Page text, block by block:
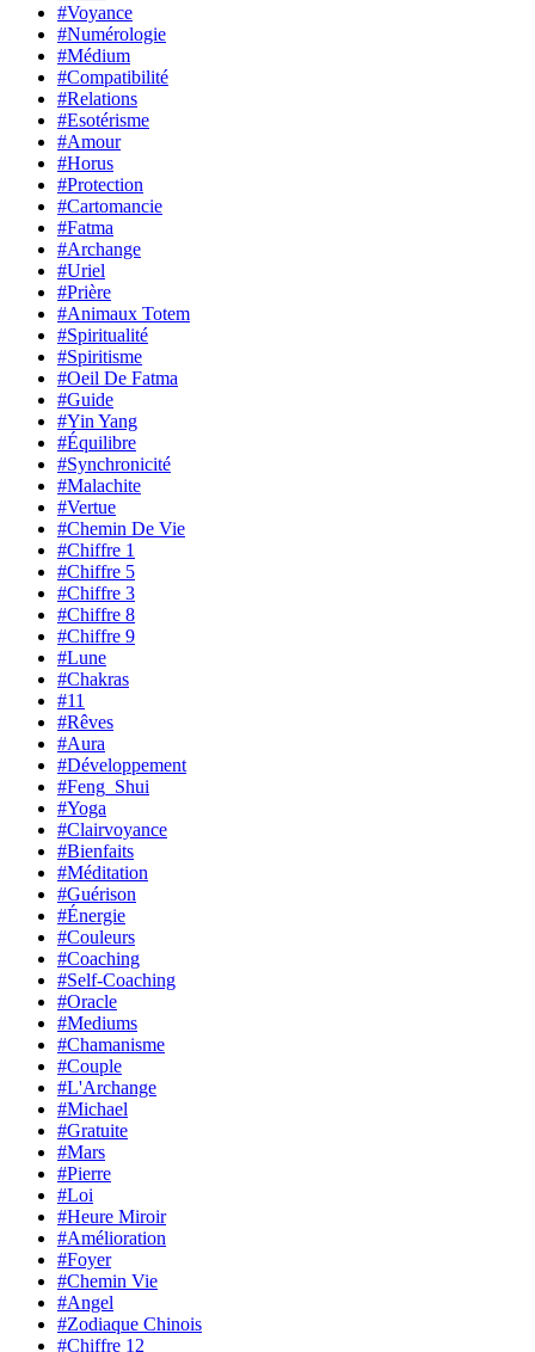
#Voyance
#Numérologie
#Médium
#Compatibilité
#Relations
#Esotérisme
#Amour
#Horus
#Protection
#Cartomancie
#Fatma
#Archange
#Uriel
#Prière
#Animaux Totem
#Spiritualité
#Spiritisme
#Oeil De Fatma
#Guide
#Yin Yang
#Équilibre
#Synchronicité
#Malachite
#Vertue
#Chemin De Vie
#Chiffre 1
#Chiffre 5
#Chiffre 3
#Chiffre 8
#Chiffre 9
#Lune
#Chakras
#11
#Rêves
#Aura
#Développement
#Feng_Shui
#Yoga
#Clairvoyance
#Bienfaits
#Méditation
#Guérison
#Énergie
#Couleurs
#Coaching
#Self-Coaching
#Oracle
#Mediums
#Chamanisme
#Couple
#L'Archange
#Michael
#Gratuite
#Mars
#Pierre
#Loi
#Heure Miroir
#Amélioration
#Foyer
#Chemin Vie
#Angel
#Zodiaque Chinois
#Chiffre 12